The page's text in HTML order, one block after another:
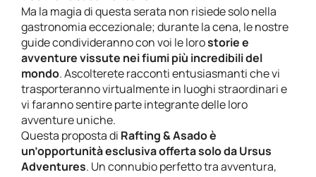
Ma la magia di questa serata non risiede solo nella
gastronomia eccezionale; durante la cena, le nostre
guide condivideranno con voi le lorostorie e
avventure vissute nei fiumi più incredibili del
mondo. Ascolterete racconti entusiasmanti che vi
trasporteranno virtualmente in luoghi straordinari e
vi faranno sentire parte integrante delle loro
avventure uniche.
Questa proposta di Rafting & Asado è
un’opportunità esclusiva offerta solo da Ursus
Adventures. Un connubio perfetto tra avventura,